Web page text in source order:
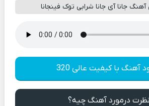
جانا آی جانا شرابی توک فینجانا
آهنگ با کیفیت عالی 320
نظرت درمورد آهنگ چیه؟